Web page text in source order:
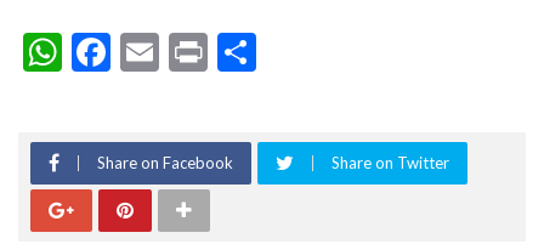
WhatsApp
Facebook
Email
Print
Share on Facebook Share on Twitter